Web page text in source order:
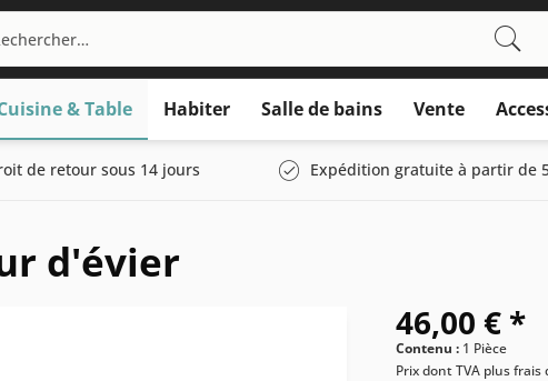
& Table Habiter Salle de bains Vente
de retour sous 14 jours Expédition gratuite à partir de
d'évier
46,00 € *
Contenu : 1 Pièce
Prix dont TVA plus frais